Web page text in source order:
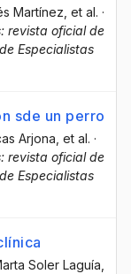
Martínez , et al. ·
revista oficial de
Especialistas
sde un perro
Arjona , et al. ·
revista oficial de
Especialistas
Soler Laguía